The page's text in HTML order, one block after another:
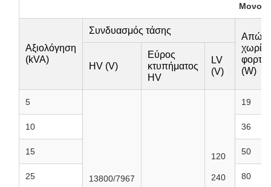
Αξιολόγηση
(kVA)
Συνδυασμός τάσης
χωρίς
φορτίο
(W)
HV (V)
Εύρος
κτυπήματος
HV
LV
(V)
5
13800/7967
120
240
19
10 36
15 50
25 80